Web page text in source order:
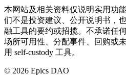
本网站及相关资料仅说明实用功
们不是投资建议、公开说明书，
融工具的要约或招揽。不承诺任
场所可用性、分配事件、回购或
用 self-custody 工具。
© 2026 Epics DAO